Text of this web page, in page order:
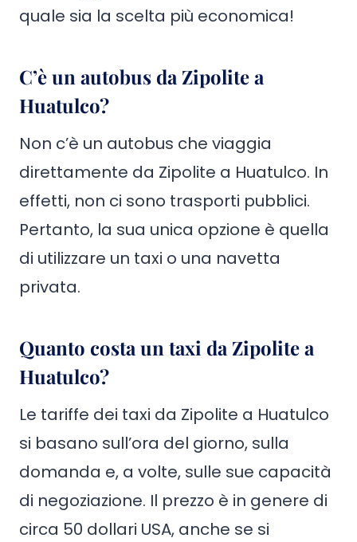
quale sia la scelta più economica!
C’è un autobus da Zipolite a
Huatulco?
Non c’è un autobus che viaggia
direttamente da Zipolite a Huatulco. In
effetti, non ci sono trasporti pubblici.
Pertanto, la sua unica opzione è quella
di utilizzare un taxi o una navetta
privata.
Quanto costa un taxi da Zipolite a
Huatulco?
Le tariffe dei taxi da Zipolite a Huatulco
si basano sull’ora del giorno, sulla
domanda e, a volte, sulle sue capacità
di negoziazione. Il prezzo è in genere di
circa 50 dollari USA, anche se si